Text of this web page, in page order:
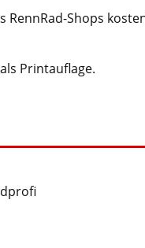
Shops
Printauflage.